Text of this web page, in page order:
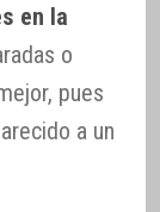
en la
o
pues
a un